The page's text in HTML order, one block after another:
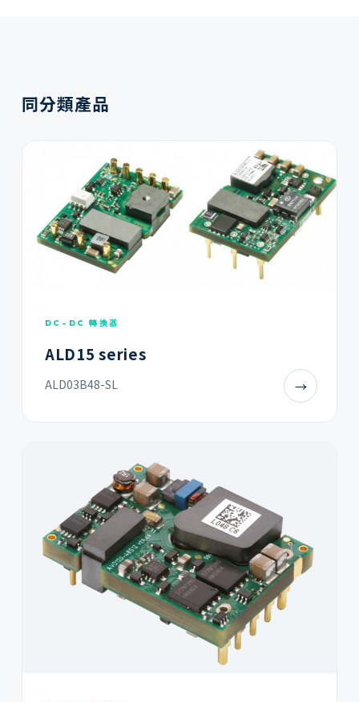
同分類產品
DC-DC 轉換器
ALD15 series
ALD03B48-SL →